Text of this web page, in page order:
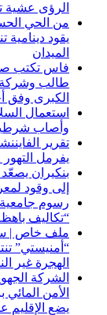
الرؤى عشية
من الحي
يقود
الميدان
فاس تكتب
طالب وشركة
الكبرى وفق
استعمال
وأصاب
تقرير
يفرمل
بنكيران
إلى وقود
رسوم
“تكاليف
ملف خاص |
“أمنيستي”
الهجرة غير
الشركة
يضع الإقليم